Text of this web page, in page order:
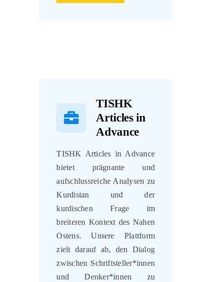
TISHK
Articles in
Advance
TISHK Articles in Advance
bietet prägnante und
aufschlussreiche Analysen zu
Kurdistan und der
kurdischen Frage im
breiteren Kontext des Nahen
Ostens. Unsere Plattform
zielt darauf ab, den Dialog
zwischen Schriftsteller*innen
und Denker*innen zu